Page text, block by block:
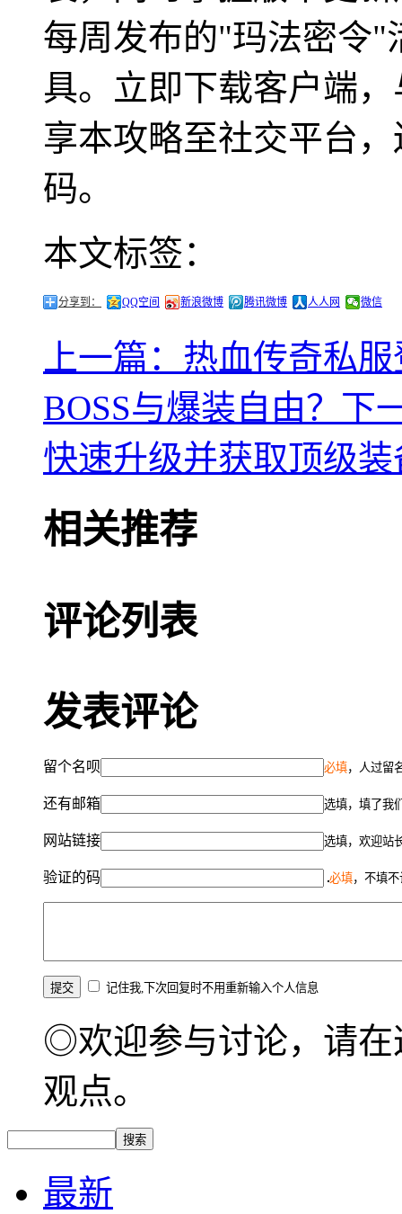
每周发布的"玛法密令"
具。立即下载客户端
享本攻略至社交平台
码。
本文标签：
分享到： QQ空间 新浪微博 腾讯微博 人人网 微信
上一篇：热血传奇私
BOSS与爆装自由？ 下
快速升级并获取顶级装
相关推荐
评论列表
发表评论
留个名呗 必填，人过留
还有邮箱 选填，填了我
网站链接 选填，欢迎站
验证的码 必填，不填
记住我,下次回复时不用重新输入个人信息
◎欢迎参与讨论，请在
观点。
最新